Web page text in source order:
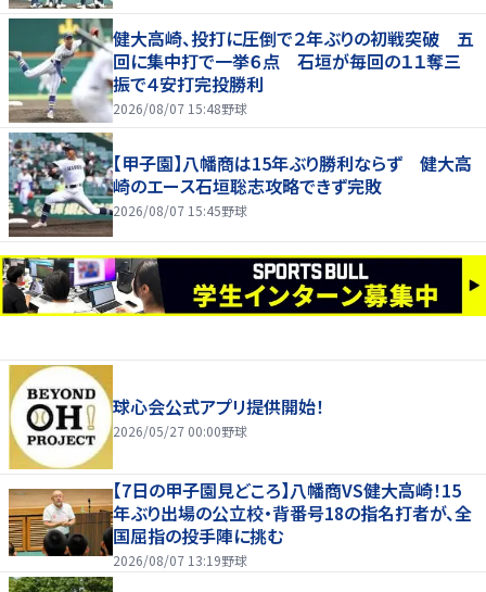
健大高崎、投打に圧倒で２年ぶりの初戦突破 五
回に集中打で一挙６点 石垣が毎回の１１奪三
振で４安打完投勝利
2026/08/07 15:48野球
【甲子園】八幡商は15年ぶり勝利ならず 健大高
崎のエース石垣聡志攻略できず完敗
2026/08/07 15:45野球
球心会公式アプリ提供開始！
2026/05/27 00:00野球
【7日の甲子園見どころ】八幡商VS健大高崎！15
年ぶり出場の公立校・背番号18の指名打者が、全
国屈指の投手陣に挑む
2026/08/07 13:19野球